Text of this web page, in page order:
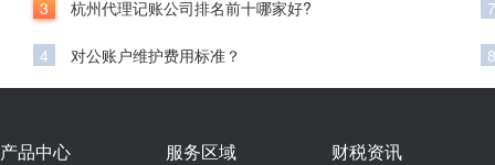
3 杭州代理记账公司排名前十哪家好?
4 对公账户维护费用标准？
7
8
产品中心 服务区域 财税资讯